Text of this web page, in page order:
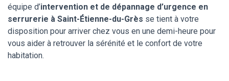
équipe d’intervention et de dépannage d’urgence en
serrurerie à Saint-Étienne-du-Grès se tient à votre
disposition pour arriver chez vous en une demi-heure pour
vous aider à retrouver la sérénité et le confort de votre
habitation.